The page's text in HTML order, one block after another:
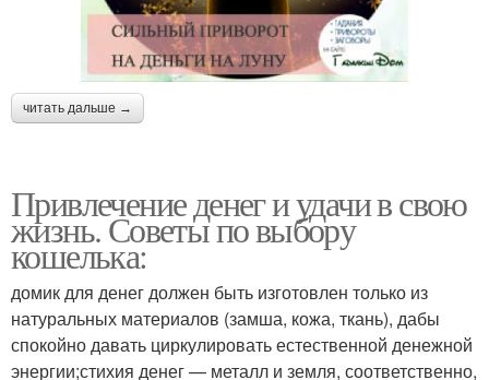
читать дальше →
Привлечение денег и удачи в свою
жизнь. Советы по выбору
кошелька:
домик для денег должен быть изготовлен только из
натуральных материалов (замша, кожа, ткань), дабы
спокойно давать циркулировать естественной денежной
энергии;стихия денег — металл и земля, соответственно,